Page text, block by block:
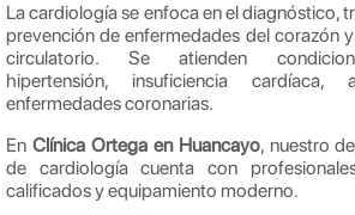
La cardiología se enfoca en el diagnóstico,
prevención de enfermedades del corazón
circulatorio. Se atienden
hipertensión, insuficiencia cardíaca,
enfermedades coronarias.
En Clínica Ortega en Huancayo, nuestro
de cardiología cuenta con
calificados y equipamiento moderno.